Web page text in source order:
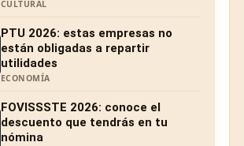
CULTURAL
PTU 2026: estas empresas no
están obligadas a repartir
utilidades
ECONOMÍA
FOVISSSTE 2026: conoce el
descuento que tendrás en tu
nómina